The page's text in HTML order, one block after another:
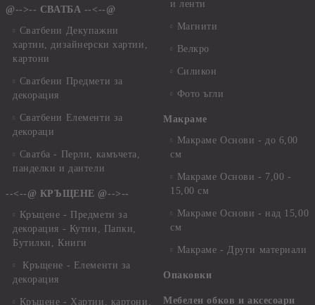
@-->-- СВАТБА --<--@
Сватбени Декупажни
хартии, дизайнерски хартии,
картони
Сватбени Предмети за
декорация
Сватбени Елементи за
декораци
Сватба - Перли, камъчета,
панделки и дантели
--<--@ КРЪЩЕНЕ @-->--
Кръщене - Предмети за
декорация - Кутии, Папки,
Бутилки, Книги
Кръщене - Елементи за
декорация
Кръщене - Хартии, картони,
и ленти
Магнити
Велкро
Силикон
Фото ъгли
Макраме
Макраме Основи - до 6,00
см
Макраме Основи - 7,00 -
15,00 см
Макраме Основи - над 15,00
см
Макраме - Други материали
Опаковки
Мебелен обков и аксесоари